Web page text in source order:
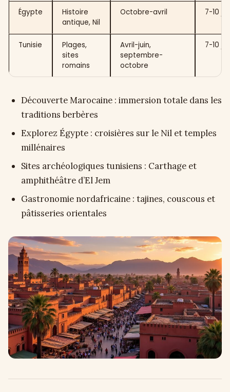
Égypte
Histoire
antique, Nil
Octobre-avril 7-10
Tunisie
Plages,
sites
romains
Avril-juin,
septembre-
octobre
7-10
Découverte Marocaine : immersion totale dans les
traditions berbères
Explorez Égypte : croisières sur le Nil et temples
millénaires
Sites archéologiques tunisiens : Carthage et
amphithéâtre d’El Jem
Gastronomie nordafricaine : tajines, couscous et
pâtisseries orientales